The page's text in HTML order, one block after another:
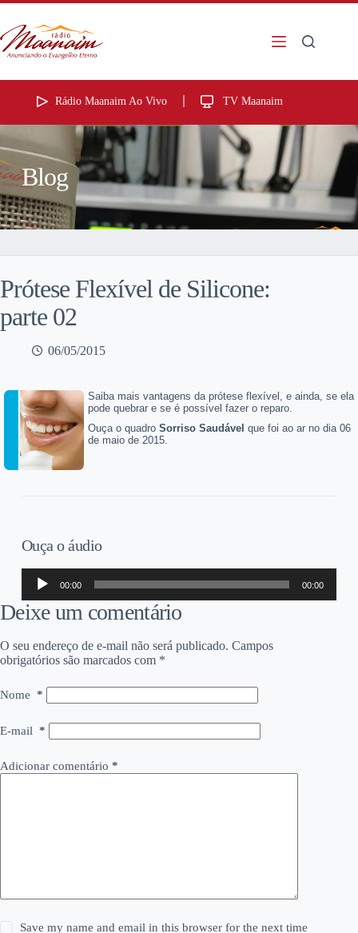
Rádio Maanaim Ao Vivo TV Maanaim
Blog
Prótese Flexível de Silicone:
parte 02
06/05/2015
Saiba mais vantagens da prótese flexível, e ainda, se ela
pode quebrar e se é possível fazer o reparo.
Ouça o quadro Sorriso Saudável que foi ao ar no dia 06
de maio de 2015.
Ouça o áudio
Tocador
áudio
00:00 00:00
Deixe um comentário
O seu endereço de e-mail não será publicado. Campos
obrigatórios são marcados com *
Nome *
E-mail *
Adicionar comentário *
Save my name and email in this browser for the next time